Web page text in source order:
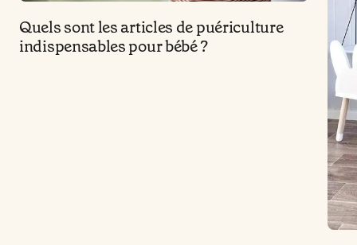
Quels sont les articles de puériculture
indispensables pour bébé ?